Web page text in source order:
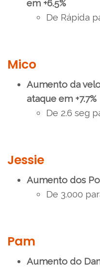
em +6.5%
De Rápida
Mico
Aumento da
ataque em +7.7%
De 2.6 seg
Jessie
Aumento dos
De 3.000
Pam
Aumento do